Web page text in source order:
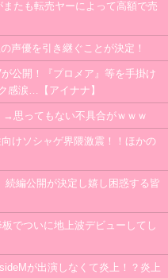
たも転売ヤーによって高額で売
声優を引き継ぐことが決定！
公開！『プロメア』等を手掛け
感涙…【アイナナ】
→思ってもない不具合がｗｗｗ
けソシャゲ界隈激震！！ほかの
続編公開が決定し嬉し困惑する皆
でついに地上波デビューしてし
が出演しなくて炎上！？炎上